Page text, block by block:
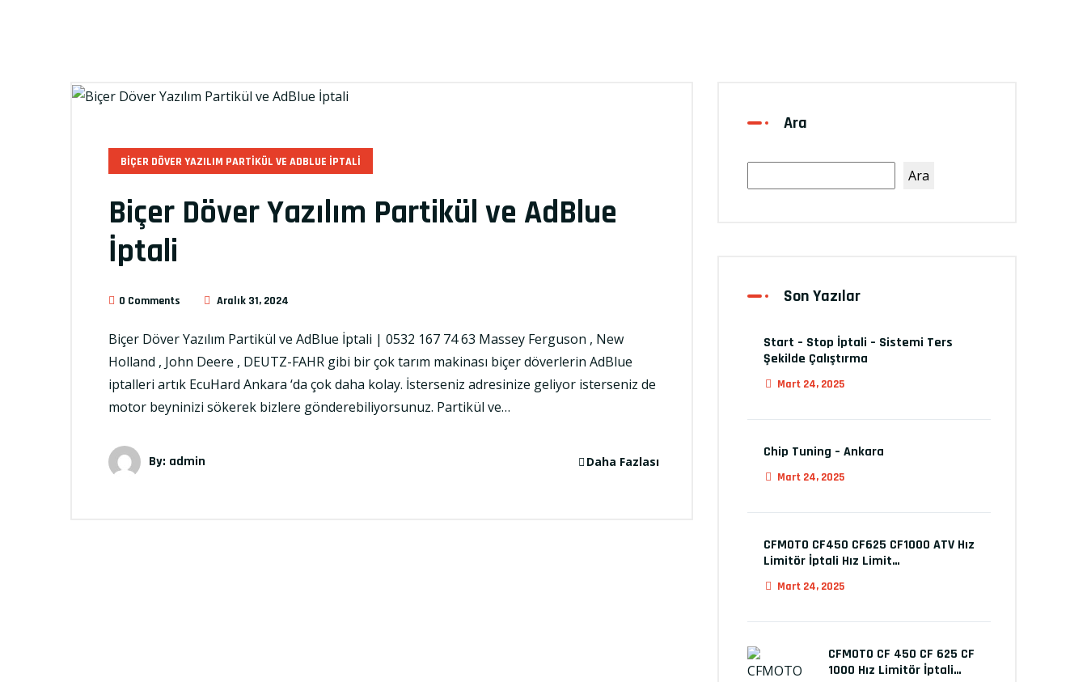
BIÇER DÖVER YAZILIM PARTIKÜL VE ADBLUE İPTALI
Biçer Döver Yazılım Partikül ve AdBlue
İptali
0 Comments Aralık 31, 2024
Biçer Döver Yazılım Partikül ve AdBlue İptali | 0532 167 74 63 Massey Ferguson , New
Holland , John Deere , DEUTZ-FAHR gibi bir çok tarım makinası biçer döverlerin AdBlue
iptalleri artık EcuHard Ankara ‘da çok daha kolay. İsterseniz adresinize geliyor isterseniz de
motor beyninizi sökerek bizlere gönderebiliyorsunuz. Partikül ve…
By: admin Daha Fazlası
Ara
Ara
Son Yazılar
Start – Stop İptali – Sistemi Ters
Şekilde Çalıştırma
Mart 24, 2025
Chip Tuning – Ankara
Mart 24, 2025
CFMOTO CF450 CF625 CF1000 ATV Hız
Limitör İptali Hız Limit…
Mart 24, 2025
CFMOTO CF 450 CF 625 CF
1000 Hız Limitör İptali…